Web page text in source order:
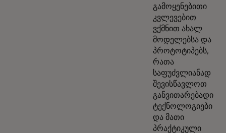
გამოყენებითი
კვლევებით
ვქმნით ახალ
მოდელებსა და
პროტოტიპებს,
რათა
საფუძვლიანად
შევისწავლოთ
განვითარებადი
ტექნოლოგიები
და მათი
პრაქტიკული